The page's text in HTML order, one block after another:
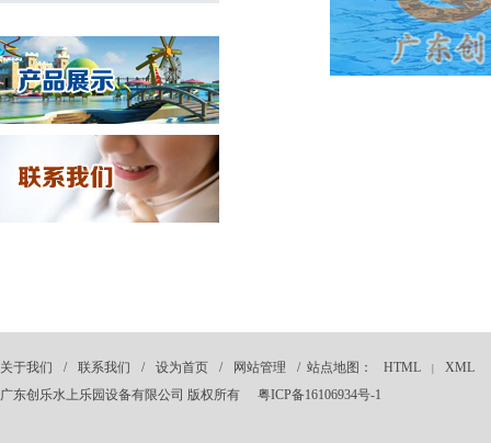
关于我们 / 联系我们 / 设为首页 / 网站管理 / 站点地图： HTML
XML
广东创乐水上乐园设备有限公司 版权所有
粤ICP备16106934号-1